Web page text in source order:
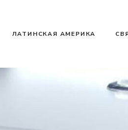
ЛАТИНСКАЯ АМЕРИКА